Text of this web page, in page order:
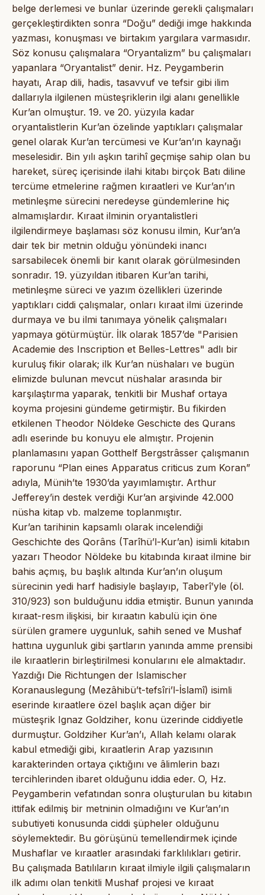
belge derlemesi ve bunlar üzerinde gerekli çalışmaları
gerçekleştirdikten sonra “Doğu” dediği imge hakkında
yazması, konuşması ve birtakım yargılara varmasıdır.
Söz konusu çalışmalara “Oryantalizm” bu çalışmaları
yapanlara “Oryantalist” denir. Hz. Peygamberin
hayatı, Arap dili, hadis, tasavvuf ve tefsir gibi ilim
dallarıyla ilgilenen müsteşriklerin ilgi alanı genellikle
Kur’an olmuştur. 19. ve 20. yüzyıla kadar
oryantalistlerin Kur’an özelinde yaptıkları çalışmalar
genel olarak Kur’an tercümesi ve Kur’an’ın kaynağı
meselesidir. Bin yılı aşkın tarihî geçmişe sahip olan bu
hareket, süreç içerisinde ilahi kitabı birçok Batı diline
tercüme etmelerine rağmen kıraatleri ve Kur’an’ın
metinleşme sürecini neredeyse gündemlerine hiç
almamışlardır. Kıraat ilminin oryantalistleri
ilgilendirmeye başlaması söz konusu ilmin, Kur’an’a
dair tek bir metnin olduğu yönündeki inancı
sarsabilecek önemli bir kanıt olarak görülmesinden
sonradır. 19. yüzyıldan itibaren Kur’an tarihi,
metinleşme süreci ve yazım özellikleri üzerinde
yaptıkları ciddi çalışmalar, onları kıraat ilmi üzerinde
durmaya ve bu ilmi tanımaya yönelik çalışmaları
yapmaya götürmüştür. İlk olarak 1857’de "Parisien
Academie des Inscription et Belles-Lettres" adlı bir
kuruluş fikir olarak; ilk Kur’an nüshaları ve bugün
elimizde bulunan mevcut nüshalar arasında bir
karşılaştırma yaparak, tenkitli bir Mushaf ortaya
koyma projesini gündeme getirmiştir. Bu fikirden
etkilenen Theodor Nöldeke Geschicte des Qurans
adlı eserinde bu konuyu ele almıştır. Projenin
planlamasını yapan Gotthelf Bergstrâsser çalışmanın
raporunu “Plan eines Apparatus criticus zum Koran”
adıyla, Münih’te 1930’da yayımlamıştır. Arthur
Jefferey’in destek verdiği Kur’an arşivinde 42.000
nüsha kitap vb. malzeme toplanmıştır.
Kur’an tarihinin kapsamlı olarak incelendiği
Geschichte des Qorâns (Tarîhü’l-Kur’an) isimli kitabın
yazarı Theodor Nöldeke bu kitabında kıraat ilmine bir
bahis açmış, bu başlık altında Kur’an’ın oluşum
sürecinin yedi harf hadisiyle başlayıp, Taberî’yle (öl.
310/923) son bulduğunu iddia etmiştir. Bunun yanında
kıraat-resm ilişkisi, bir kıraatın kabulü için öne
sürülen gramere uygunluk, sahih sened ve Mushaf
hattına uygunluk gibi şartların yanında amme prensibi
ile kıraatlerin birleştirilmesi konularını ele almaktadır.
Yazdığı Die Richtungen der Islamischer
Koranauslegung (Mezâhibü’t-tefsîri’l-İslamî) isimli
eserinde kıraatlere özel başlık açan diğer bir
müsteşrik Ignaz Goldziher, konu üzerinde ciddiyetle
durmuştur. Goldziher Kur’an’ı, Allah kelamı olarak
kabul etmediği gibi, kıraatlerin Arap yazısının
karakterinden ortaya çıktığını ve âlimlerin bazı
tercihlerinden ibaret olduğunu iddia eder. O, Hz.
Peygamberin vefatından sonra oluşturulan bu kitabın
ittifak edilmiş bir metninin olmadığını ve Kur’an’ın
subutiyeti konusunda ciddi şüpheler olduğunu
söylemektedir. Bu görüşünü temellendirmek içinde
Mushaflar ve kıraatler arasındaki farklılıkları getirir.
Bu çalışmada Batılıların kıraat ilmiyle ilgili çalışmaların
ilk adımı olan tenkitli Mushaf projesi ve kıraat